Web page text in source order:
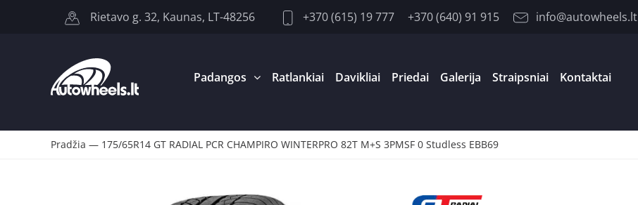
Rietavo g. 32, Kaunas, LT-48256 +370 (615) 19 777 +370 (640) 91 915 info@autowheels.lt
Padangos Ratlankiai Davikliai Priedai Galerija Straipsniai Kontaktai
Pradžia — 175/65R14 GT RADIAL PCR CHAMPIRO WINTERPRO 82T M+S 3PMSF 0 Studless EBB69